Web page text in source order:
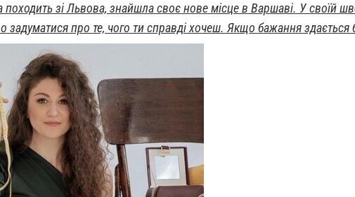
походить зі Львова, знайшла своє нове місце в Варшаві. У своїй
задуматися про те, чого ти справді хочеш. Якщо бажання здається